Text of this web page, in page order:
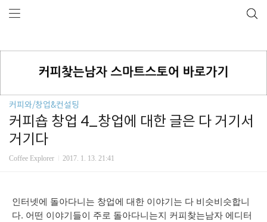
커피와/창업&컨설팅
커피숍 창업 4_창업에 대한 글은 다 거기서
거기다
Coffee Explorer 2017. 1. 13. 21:41
인터넷에 돌아다니는 창업에 대한 이야기는 다 비슷비슷합니
다. 어떤 이야기들이 주로 돌아다니는지 커피찾는남자 에디터